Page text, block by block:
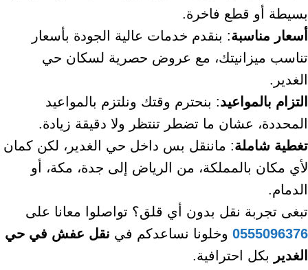
بسيطة أو قطع فاخرة.
أسعار مناسبة: بنقدم خدمات عالية الجودة بأسعار
تناسب ميزانيتك، مع عروض حصرية لسكان حي
الغدير.
التزام بالمواعيد: بنحترم وقتك ونلتزم بالمواعيد
المحددة، عشان ما تضطر تنتظر ولا دقيقة زيادة.
تغطية شاملة: ماننقل بس داخل حي الغدير، لكن كمان
لأي مكان بالمملكة، من الرياض إلى جدة، مكة، أو
الدمام.
تبغى تجربة نقل بدون أي قلق؟ تواصلوا معانا على
0555096376 وخلونا نساعدكم في نقل عفش في حي
الغدير
بكل احترافية.